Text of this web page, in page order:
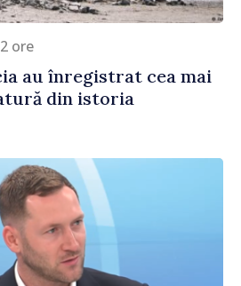
ore
au înregistrat cea mai
din istoria